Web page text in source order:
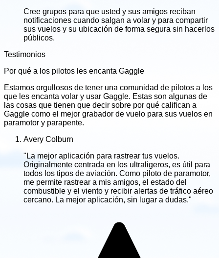
Cree grupos para que usted y sus amigos reciban
notificaciones cuando salgan a volar y para compartir
sus vuelos y su ubicación de forma segura sin hacerlos
públicos.
Testimonios
Por qué a los pilotos les encanta Gaggle
Estamos orgullosos de tener una comunidad de pilotos a los
que les encanta volar y usar Gaggle. Estas son algunas de
las cosas que tienen que decir sobre por qué califican a
Gaggle como el mejor grabador de vuelo para sus vuelos en
paramotor y parapente.
Avery Colburn
"La mejor aplicación para rastrear tus vuelos.
Originalmente centrada en los ultraligeros, es útil para
todos los tipos de aviación. Como piloto de paramotor,
me permite rastrear a mis amigos, el estado del
combustible y el viento y recibir alertas de tráfico aéreo
cercano. La mejor aplicación, sin lugar a dudas."